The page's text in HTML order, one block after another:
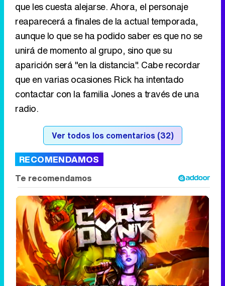
que les cuesta alejarse. Ahora, el personaje
reaparecerá a finales de la actual temporada,
aunque lo que se ha podido saber es que no se
unirá de momento al grupo, sino que su
aparición será "en la distancia". Cabe recordar
que en varias ocasiones Rick ha intentado
contactar con la familia Jones a través de una
radio.
Ver todos los comentarios (32)
RECOMENDAMOS